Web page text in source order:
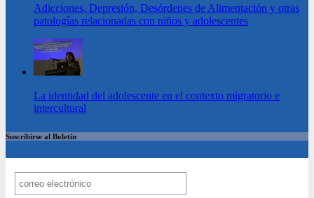
Adicciones, Depresión, Desórdenes de Alimentación y otras
patologías relacionadas con niños y adolescentes
La identidad del adolescente en el contexto migratorio e
intercultural
Suscribirse al Boletin